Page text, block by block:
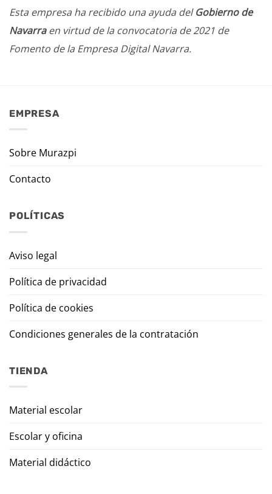
Esta empresa ha recibido una ayuda delGobierno de
Navarraen virtud de la convocatoria de 2021 de
Fomento de la Empresa Digital Navarra.
EMPRESA
Sobre Murazpi
Contacto
POLÍTICAS
Aviso legal
Política de privacidad
Política de cookies
Condiciones generales de la contratación
TIENDA
Material escolar
Escolar y oficina
Material didáctico